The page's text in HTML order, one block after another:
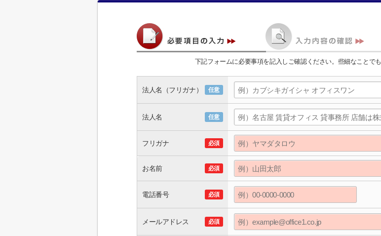
下記フォームに必要事項を記入しご確認ください。些細なことで
法人名（フリガナ） 任意
法人名 任意
フリガナ 必須
お名前 必須
電話番号 必須
メールアドレス 必須